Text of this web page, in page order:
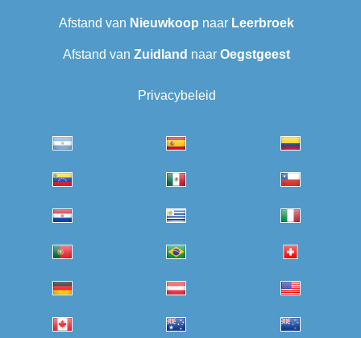
Afstand van Nieuwkoop naar Leerbroek
Afstand van Zuidland naar Oegstgeest
Privacybeleid